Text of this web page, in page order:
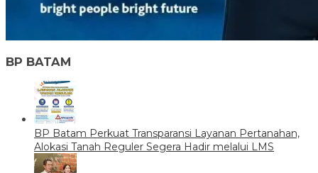
BP BATAM
BP Batam Perkuat Transparansi Layanan Pertanahan,
Alokasi Tanah Reguler Segera Hadir melalui LMS